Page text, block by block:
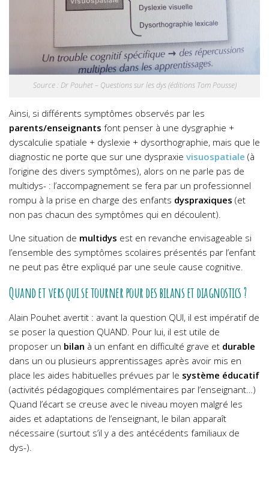
Source : Dr Pouhet – Questions sur les dys (éditions Tom Pousse)
Ainsi, si différents symptômes observés par les
parents/enseignants font penser à une dysgraphie +
dyscalculie spatiale + dyslexie + dysorthographie, mais que le
diagnostic ne porte que sur une dyspraxie visuospatiale (à
l’origine des divers symptômes), alors on ne parle pas de
multidys- : l’accompagnement se fera par un professionnel
rompu à la prise en charge des enfants dyspraxiques (et
non pas chacun des symptômes qui en découlent).
Une situation de multidys est en revanche envisageable si
l’ensemble des symptômes scolaires présentés par l’enfant
ne peut pas être expliqué par une seule cause cognitive.
Quand et vers qui se tourner pour des bilans et diagnostics ?
Alain Pouhet avertit : avant la question QUI, il est impératif de
se poser la question QUAND. Pour lui, il est utile de
proposer un bilan à un enfant en difficulté grave et durable
dans un ou plusieurs apprentissages après avoir mis en
place les aides habituelles prévues par le système éducatif
(activités pédagogiques complémentaires par l’enseignant…)
Quand l’écart se creuse avec le niveau moyen malgré les
aides et adaptations de l’enseignant, le bilan apparaît
nécessaire (surtout s’il y a des antécédents familiaux de
dys-).